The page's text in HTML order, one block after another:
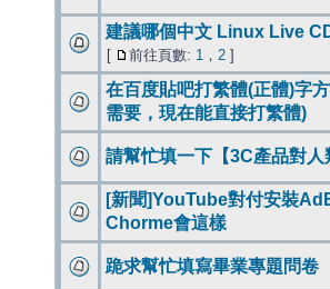
建議哪個中文 Linux Live
[ 前往頁數: 1 ， 2 ]
在百度貼吧打繁體(正體)字
需要，現在能直接打繁體)
請幫忙填一下【3C產品對人
[新聞]YouTube對付安裝
Chorme會這樣
跪求幫忙填寫畢業專題問卷